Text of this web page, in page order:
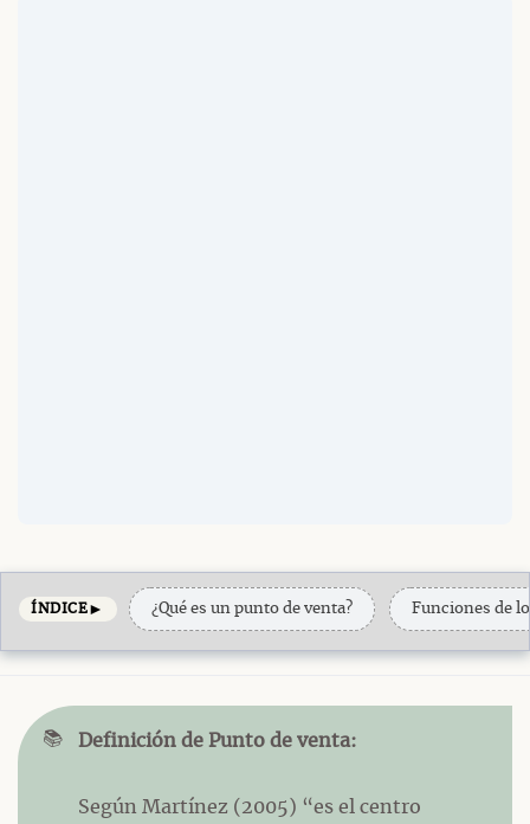
ÍNDICE► ¿Qué es un punto de venta? Funciones de
📚 Definición de Punto de venta:
Según Martínez (2005) “es el centro